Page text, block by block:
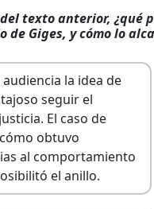
texto anterior,
Giges, y cómo lo
la idea de
seguir el
El caso de
obtuvo
al comportamiento
el anillo.